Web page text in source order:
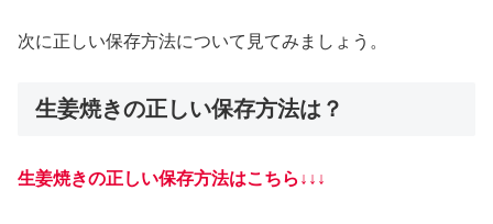
次に正しい保存方法について見てみましょう。
生姜焼きの正しい保存方法は？
生姜焼きの正しい保存方法はこちら↓↓↓